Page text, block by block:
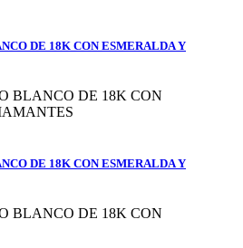
DE 18K CON ESMERALDA Y
DE 18K CON ESMERALDA Y